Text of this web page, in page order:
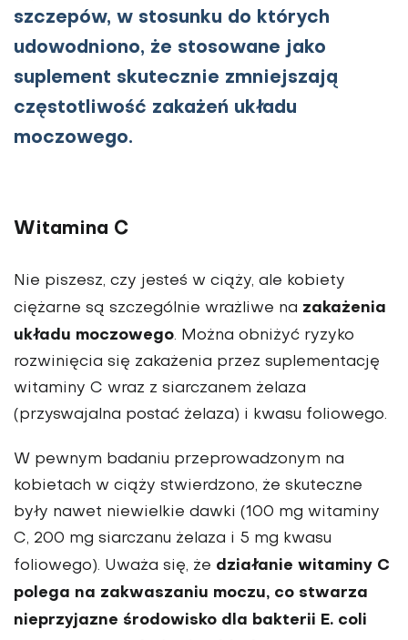
szczepów, w stosunku do których
udowodniono, że stosowane jako
suplement skutecznie zmniejszają
częstotliwość zakażeń układu
moczowego.
Witamina C
Nie piszesz, czy jesteś w ciąży, ale kobiety
ciężarne są szczególnie wrażliwe na zakażenia
układu moczowego. Można obniżyć ryzyko
rozwinięcia się zakażenia przez suplementację
witaminy C wraz z siarczanem żelaza
(przyswajalna postać żelaza) i kwasu foliowego.
W pewnym badaniu przeprowadzonym na
kobietach w ciąży stwierdzono, że skuteczne
były nawet niewielkie dawki (100 mg witaminy
C, 200 mg siarczanu żelaza i 5 mg kwasu
foliowego). Uważa się, że działanie witaminy C
polega na zakwaszaniu moczu, co stwarza
nieprzyjazne środowisko dla bakterii E. coli